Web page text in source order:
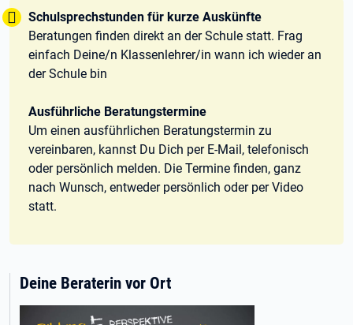
Tipp:
Schulsprechstunden für kurze Auskünfte
Beratungen finden direkt an der Schule statt. Frag
einfach Deine/n Klassenlehrer/in wann ich wieder an
der Schule bin
Ausführliche Beratungstermine
Um einen ausführlichen Beratungstermin zu
vereinbaren, kannst Du Dich per E-Mail, telefonisch
oder persönlich melden. Die Termine finden, ganz
nach Wunsch, entweder persönlich oder per Video
statt.
Deine Beraterin vor Ort